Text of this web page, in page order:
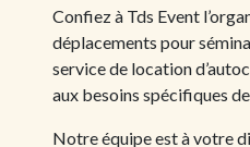
Confiez à Tds Event
déplacements pour
service de location
aux besoins spécifiques
Notre équipe est à votre